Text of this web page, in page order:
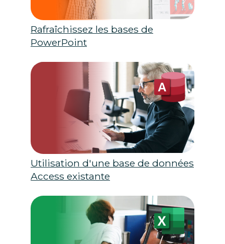
Rafraîchissez les bases de
PowerPoint
Utilisation d'une base de données
Access existante